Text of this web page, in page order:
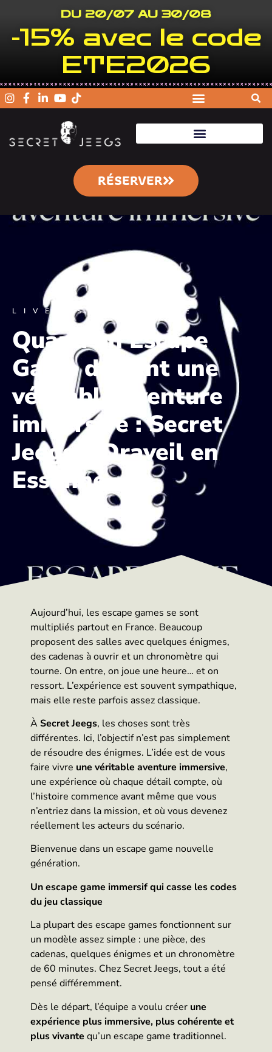
DU 20/07 AU 30/08
-15% avec le code
ETE2026
RÉSERVER
LIVE ESCAPE GAME
Quand un Escape
Game devient une
véritable aventure
immersive : Secret
Jeegs à Draveil en
Essonne
Aujourd’hui, les escape games se sont
multipliés partout en France. Beaucoup
proposent des salles avec quelques énigmes,
des cadenas à ouvrir et un chronomètre qui
tourne. On entre, on joue une heure… et on
ressort. L’expérience est souvent sympathique,
mais elle reste parfois assez classique.
ÀSecret Jeegs, les choses sont très
différentes. Ici, l’objectif n’est pas simplement
de résoudre des énigmes. L’idée est de vous
faire vivre une véritable aventure immersive,
une expérience où chaque détail compte, où
l’histoire commence avant même que vous
n’entriez dans la mission, et où vous devenez
réellement les acteurs du scénario.
Bienvenue dans un escape game nouvelle
génération.
Un escape game immersif qui casse les codes
du jeu classique
La plupart des escape games fonctionnent sur
un modèle assez simple : une pièce, des
cadenas, quelques énigmes et un chronomètre
de 60 minutes. Chez Secret Jeegs, tout a été
pensé différemment.
Dès le départ, l’équipe a voulu créer une
expérience plus immersive, plus cohérente et
plus vivante qu’un escape game traditionnel.